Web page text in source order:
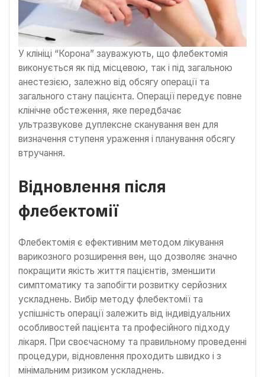
У клініці “Корона” зауважують, що флебектомія
виконується як під місцевою, так і під загальною
анестезією, залежно від обсягу операції та
загального стану пацієнта. Операції передує повне
клінічне обстеження, яке передбачає
ультразвукове дуплексне сканування вен для
визначення ступеня ураження і планування обсягу
втручання.
Відновлення після
флебектомії
Флебектомія є ефективним методом лікування
варикозного розширення вен, що дозволяє значно
покращити якість життя пацієнтів, зменшити
симптоматику та запобігти розвитку серйозних
ускладнень. Вибір методу флебектомії та
успішність операції залежить від індивідуальних
особливостей пацієнта та професійного підходу
лікаря. При своєчасному та правильному проведенні
процедури, відновлення проходить швидко і з
мінімальним ризиком ускладнень.